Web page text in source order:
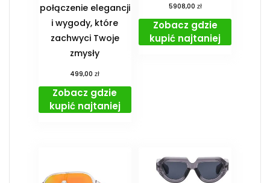
połączenie elegancji
i wygody, które
zachwyci Twoje
zmysły
499,00zł
Zobacz gdzie
kupić najtaniej
5908,00 zł
Zobacz gdzie
kupić najtaniej